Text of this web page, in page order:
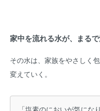
家中を流れる水が、まる
その水は、家族をやさしく
変えていく。